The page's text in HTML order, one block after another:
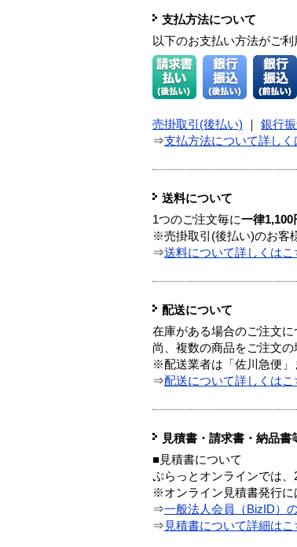
支払方法について
以下のお支払い方法がご利
売掛取引(後払い) 銀行
⇒支払方法について詳しく
送料について
1つのご注文毎に一律1,100
※売掛取引(後払い)のお客
⇒送料について詳しくはこ
配送について
在庫がある場合のご注文
尚、複数の商品をご注文
※配送業者は「佐川急便」
⇒配送について詳しくはこ
見積書・請求書・納品書
■見積書について
ぷらっとオンラインでは
※オンライン見積書発行に
⇒一般法人会員（BizID）
⇒ 見積書について詳細はこ